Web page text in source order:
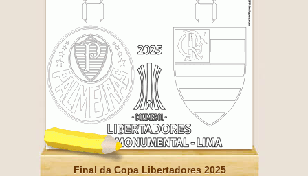
Final da Copa Libertadores 2025